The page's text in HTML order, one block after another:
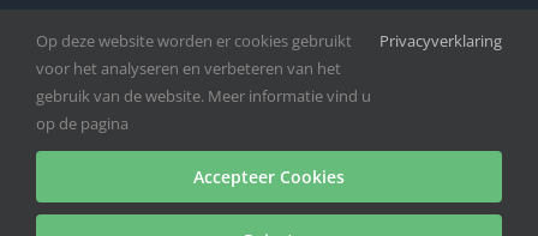
Copyright 2009 - 2025 | Volleybaltoernooi 'Geloof in Malawi'
Op deze website worden er cookies gebruikt
voor het analyseren en verbeteren van het
gebruik van de website. Meer informatie vind u
op de pagina
Privacyverklaring
Accepteer Cookies